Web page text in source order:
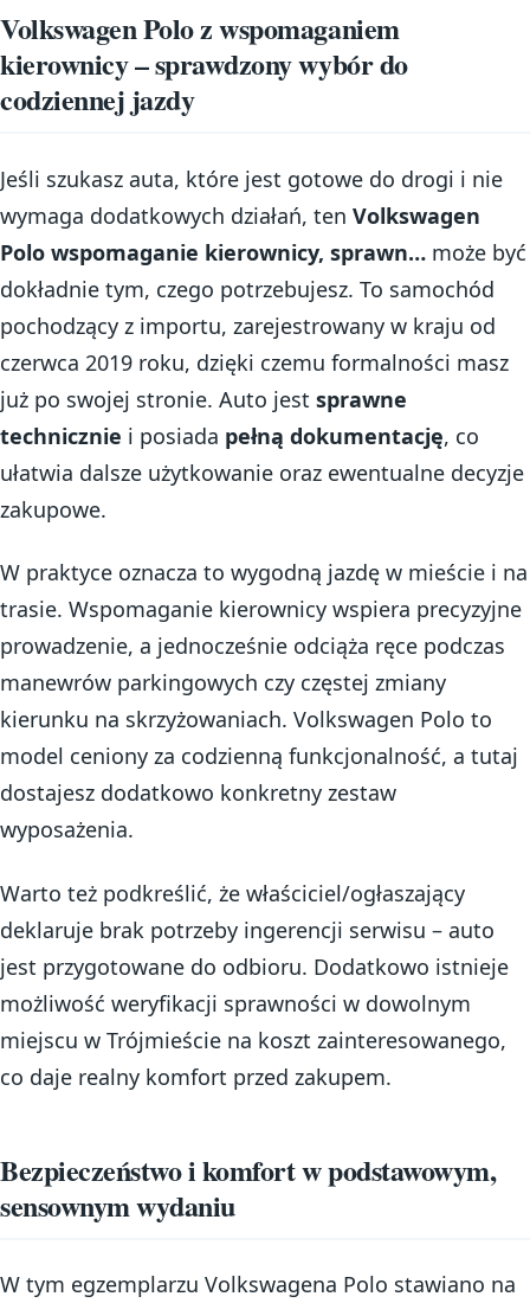
Volkswagen Polo z wspomaganiem
kierownicy – sprawdzony wybór do
codziennej jazdy
Jeśli szukasz auta, które jest gotowe do drogi i nie
wymaga dodatkowych działań, ten Volkswagen
Polo wspomaganie kierownicy, sprawn… może być
dokładnie tym, czego potrzebujesz. To samochód
pochodzący z importu, zarejestrowany w kraju od
czerwca 2019 roku, dzięki czemu formalności masz
już po swojej stronie. Auto jest sprawne
technicznie i posiada pełną dokumentację, co
ułatwia dalsze użytkowanie oraz ewentualne decyzje
zakupowe.
W praktyce oznacza to wygodną jazdę w mieście i na
trasie. Wspomaganie kierownicy wspiera precyzyjne
prowadzenie, a jednocześnie odciąża ręce podczas
manewrów parkingowych czy częstej zmiany
kierunku na skrzyżowaniach. Volkswagen Polo to
model ceniony za codzienną funkcjonalność, a tutaj
dostajesz dodatkowo konkretny zestaw
wyposażenia.
Warto też podkreślić, że właściciel/ogłaszający
deklaruje brak potrzeby ingerencji serwisu – auto
jest przygotowane do odbioru. Dodatkowo istnieje
możliwość weryfikacji sprawności w dowolnym
miejscu w Trójmieście na koszt zainteresowanego,
co daje realny komfort przed zakupem.
Bezpieczeństwo i komfort w podstawowym,
sensownym wydaniu
W tym egzemplarzu Volkswagena Polo stawiano na